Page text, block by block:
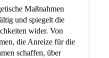
Maßnahmen
und spiegelt die
wider. Von
die Anreize für die
schaffen, über